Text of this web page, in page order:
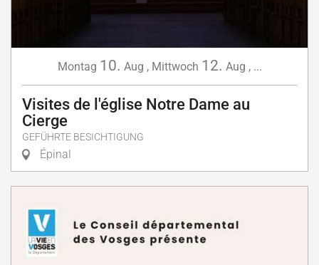
Montag 10. Aug , Mittwoch 12. Aug , ...
Visites de l'église Notre Dame au
Cierge
GEFÜHRTE BESICHTIGUNG
Épinal